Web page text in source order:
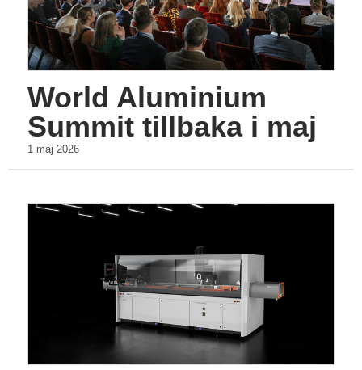
World Aluminium
Summit tillbaka i maj
1 maj 2026